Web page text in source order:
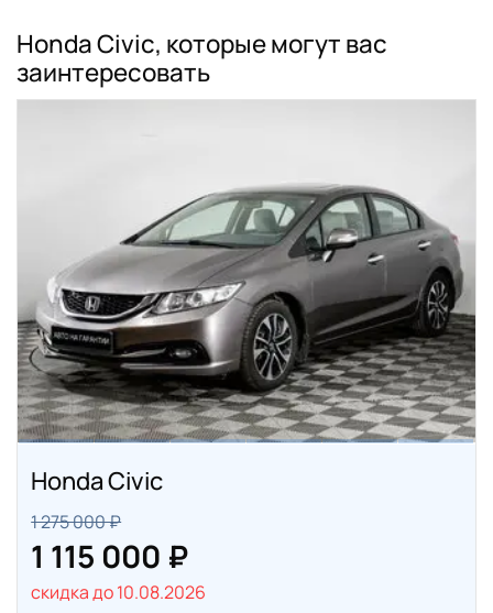
Honda Civic, которые могут вас
заинтересовать
Honda Civic
1 275 000 ₽
1 115 000 ₽
скидка до 10.08.2026